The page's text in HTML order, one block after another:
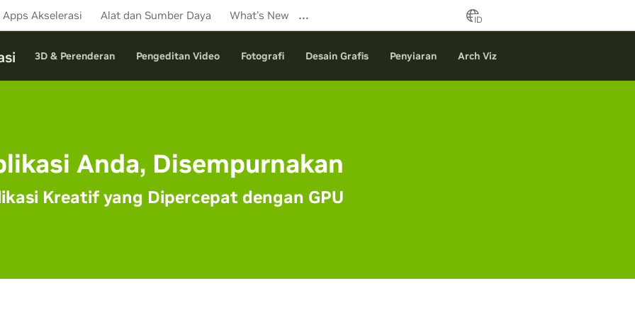
Apps Akselerasi Alat dan Sumber Daya What's New … ID
3D & Perenderan Pengeditan Video Fotografi Desain Grafis Penyiaran Arch Viz
Anda, Disempurnakan
Kreatif yang Dipercepat dengan GPU